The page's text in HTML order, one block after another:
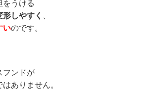
をうける
しやすく
いのです。
フンドが
ありません。